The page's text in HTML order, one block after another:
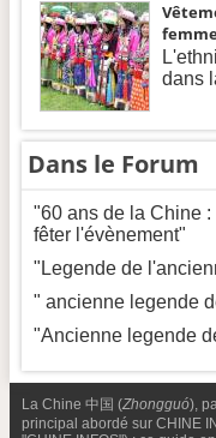
dans
Dans le Forum
"60 ans de la Chine
fêter l'évènement"
"Legende de
" ancienne legende
"Ancienne legende
La Chine 中国 (Zhongguó),
principal abordé sur CHINE